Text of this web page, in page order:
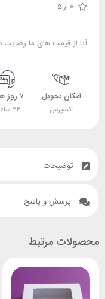
0 از 5
آیا از قیمت های ما رضایت
امکان تحویل
اکسپرس
۷ روز هفته
۲۴ ساعته
توضیحات
پرسش و پاسخ
محصولات مرتبط